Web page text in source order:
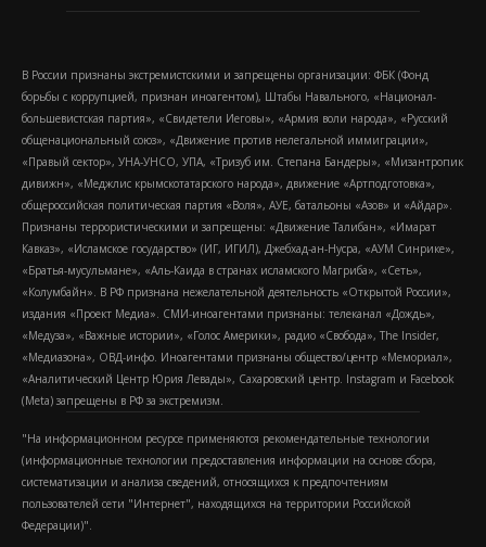
В России признаны экстремистскими и запрещены организации: ФБК (Фонд
борьбы с коррупцией, признан иноагентом), Штабы Навального, «Национал-
большевистская партия», «Свидетели Иеговы», «Армия воли народа», «Русский
общенациональный союз», «Движение против нелегальной иммиграции»,
«Правый сектор», УНА-УНСО, УПА, «Тризуб им. Степана Бандеры», «Мизантропик
дивижн», «Меджлис крымскотатарского народа», движение «Артподготовка»,
общероссийская политическая партия «Воля», АУЕ, батальоны «Азов» и «Айдар».
Признаны террористическими и запрещены: «Движение Талибан», «Имарат
Кавказ», «Исламское государство» (ИГ, ИГИЛ), Джебхад-ан-Нусра, «АУМ Синрике»,
«Братья-мусульмане», «Аль-Каида в странах исламского Магриба», «Сеть»,
«Колумбайн». В РФ признана нежелательной деятельность «Открытой России»,
издания «Проект Медиа». СМИ-иноагентами признаны: телеканал «Дождь»,
«Медуза», «Важные истории», «Голос Америки», радио «Свобода», The Insider,
«Медиазона», ОВД-инфо. Иноагентами признаны общество/центр «Мемориал»,
«Аналитический Центр Юрия Левады», Сахаровский центр. Instagram и Facebook
(Metа) запрещены в РФ за экстремизм.
"На информационном ресурсе применяются рекомендательные технологии
(информационные технологии предоставления информации на основе сбора,
систематизации и анализа сведений, относящихся к предпочтениям
пользователей сети "Интернет", находящихся на территории Российской
Федерации)".